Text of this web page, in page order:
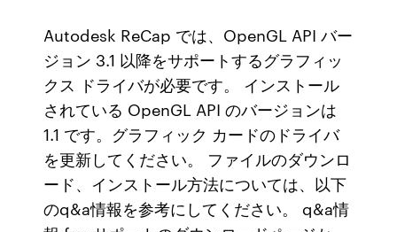
Autodesk ReCap では、OpenGL API バー
ジョン 3.1 以降をサポートするグラフィッ
クス ドライバが必要です。 インストール
されている OpenGL API のバージョンは
1.1 です。グラフィック カードのドライバ
を更新してください。 ファイルのダウンロ
ード、インストール方法については、以下
のq&a情報を参考にしてください。 q&a情